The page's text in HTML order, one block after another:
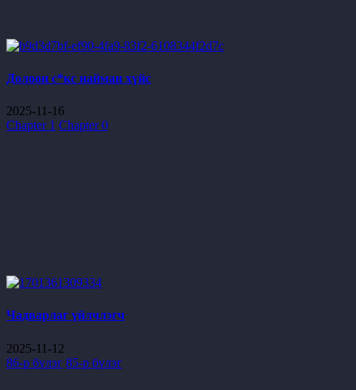
Долоон с*кс найман хүйс
2025-11-16
Chapter 1 Chapter 0
Чадварлаг үйлчлэгч
2025-11-12
86-р бүлэг 85-р бүлэг